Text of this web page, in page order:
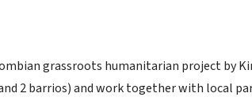
grassroots humanitarian project by
2 barrios) and work together with local